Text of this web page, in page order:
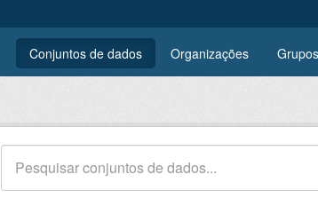
Conjuntos de dados Organizações Grupos